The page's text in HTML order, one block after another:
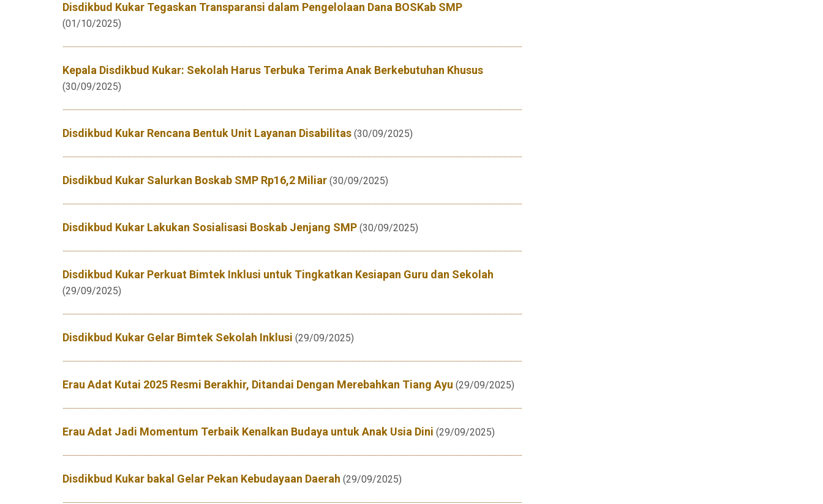
Disdikbud Kukar Tegaskan Transparansi dalam Pengelolaan Dana BOSKab SMP
(01/10/2025)
Kepala Disdikbud Kukar: Sekolah Harus Terbuka Terima Anak Berkebutuhan Khusus
(30/09/2025)
Disdikbud Kukar Rencana Bentuk Unit Layanan Disabilitas (30/09/2025)
Disdikbud Kukar Salurkan Boskab SMP Rp16,2 Miliar (30/09/2025)
Disdikbud Kukar Lakukan Sosialisasi Boskab Jenjang SMP (30/09/2025)
Disdikbud Kukar Perkuat Bimtek Inklusi untuk Tingkatkan Kesiapan Guru dan Sekolah
(29/09/2025)
Disdikbud Kukar Gelar Bimtek Sekolah Inklusi (29/09/2025)
Erau Adat Kutai 2025 Resmi Berakhir, Ditandai Dengan Merebahkan Tiang Ayu (29/09/2025)
Erau Adat Jadi Momentum Terbaik Kenalkan Budaya untuk Anak Usia Dini (29/09/2025)
Disdikbud Kukar bakal Gelar Pekan Kebudayaan Daerah (29/09/2025)